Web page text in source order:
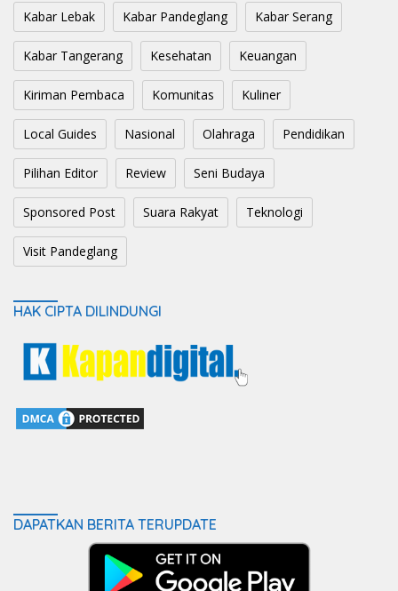
Kabar Lebak Kabar Pandeglang Kabar Serang
Kabar Tangerang Kesehatan Keuangan
Kiriman Pembaca Komunitas Kuliner
Local Guides Nasional Olahraga Pendidikan
Pilihan Editor Review Seni Budaya
Sponsored Post Suara Rakyat Teknologi
Visit Pandeglang
HAK CIPTA DILINDUNGI
DAPATKAN BERITA TERUPDATE